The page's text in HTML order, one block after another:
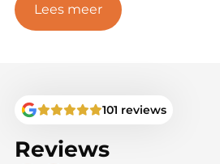
voorzien van een comfortabele
✔Compatibiliteit:
waterkant.
Compatibele Modellen:
Lees meer
101 reviews
Reviews